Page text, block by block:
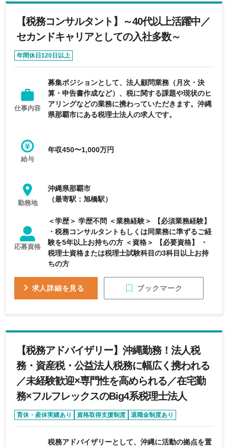
【税務コンサルタント】～40代以上活躍中／
セカンドキャリアとしての入社多数～
年間休日120日以上
仕事内容
募集ポジションとして、法人顧問業務（月次・決
算・申告書作成など）、税に関する課題や現状のヒ
アリングなどの業務に携わっていただきます。沖縄
県那覇市にある税理士法人の求人です。
給与
年収450〜1,000万円
勤務地
沖縄県那覇市
（最寄駅：旭橋駅）
応募資格
＜学歴＞ 学歴不問 ＜業務経験＞ 【必須業務経験】
・税務コンサルタントもしくは同業務に準ずるご経
験を5年以上お持ちの方 ＜資格＞ 【必要資格】 ・
税理士資格または税理士試験科目の3科目以上お持
ちの方
求人詳細を見る ブックマーク
【税務アドバイザリー】沖縄勤務！法人税
務・資産税・公益法人税務に幅広く携われる
／未経験歓迎×専門性を高められる／在宅勤
務×フルフレックスのBig4系税理士法人
育休・産休実績あり 資格取得支援制度
退職金制度あり
未経験可
フルフレックス制度あり
税務アドバイザリーとして、沖縄に活動の拠点を置